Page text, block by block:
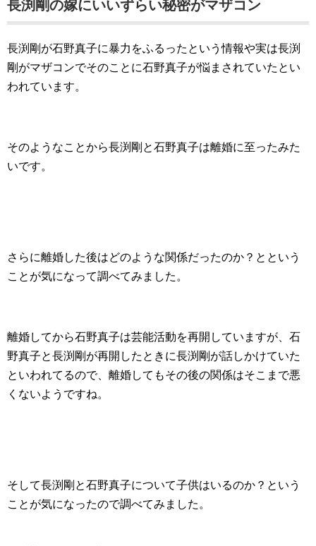
長渕剛の嫁にいいずらい秘密がマザコン
長渕剛が石野真子に暴力をふるったという情報や実は長渕
剛がマザコンでそのことに石野真子が悩まされていたとい
われています。
そのようなことから長渕剛と石野真子は離婚に至ったみた
いです。
さらに離婚した後はどのような関係だったのか？とという
ことが気になって調べてみました。
離婚してから石野真子は芸能活動を再開していますが、石
野真子と長渕剛が再開したときに長渕剛が話しかけていた
といわれてるので、離婚してもその後の関係はそこまで悪
くないようですね。
そして長渕剛と石野真子について子供はいるのか？という
ことが気になったので調べてみました。